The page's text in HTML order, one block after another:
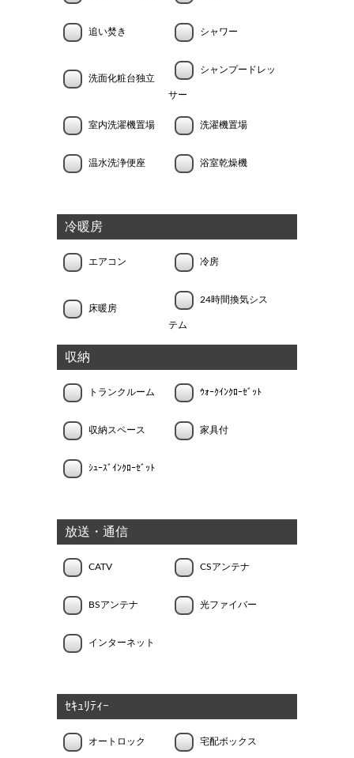
追い焚き シャワー
洗面化粧台独立
シャンプードレッ
サー
室内洗濯機置場 洗濯機置場
温水洗浄便座 浴室乾燥機
冷暖房
エアコン 冷房
床暖房
24時間換気シス
テム
収納
トランクルーム ｳｫｰｸｲﾝｸﾛｰｾﾞｯﾄ
収納スペース 家具付
ｼｭｰｽﾞｲﾝｸﾛｰｾﾞｯﾄ
放送・通信
CATV CSアンテナ
BSアンテナ 光ファイバー
インターネット
ｾｷｭﾘﾃｨｰ
オートロック 宅配ボックス